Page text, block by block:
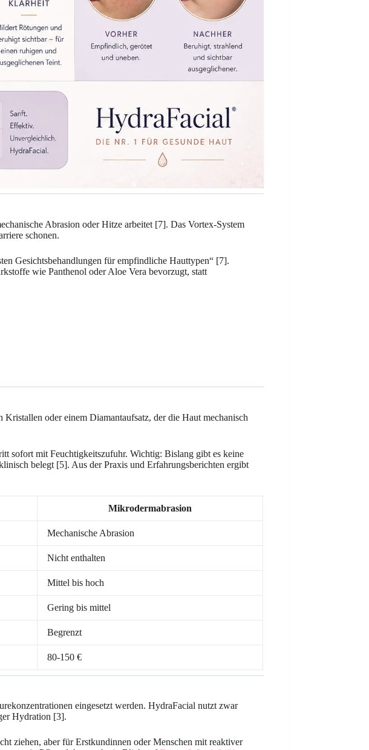
Abrasion oder Hitze arbeitet [7]. Das Vortex-System
schonen.
Gesichtsbehandlungen für empfindliche Hauttypen“ [7].
wie Panthenol oder Aloe Vera bevorzugt, statt
oder einem Diamantaufsatz, der die Haut mechanisch
sofort mit Feuchtigkeitszufuhr. Wichtig: Bislang gibt es keine
belegt [5]. Aus der Praxis und Erfahrungsberichten ergibt
Mikrodermabrasion
Mechanische Abrasion
Nicht enthalten
Mittel bis hoch
Gering bis mittel
Begrenzt
80-150 €
eingesetzt werden. HydraFacial nutzt zwar
Hydration [3].
ziehen, aber für Erstkundinnen oder Menschen mit reaktiver